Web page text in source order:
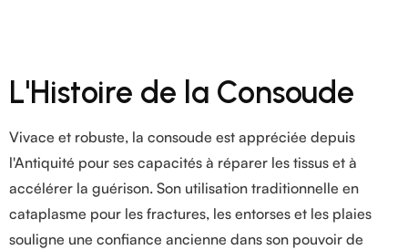
L'Histoire de la Consoude
Vivace et robuste, la consoude est appréciée depuis
l'Antiquité pour ses capacités à réparer les tissus et à
accélérer la guérison. Son utilisation traditionnelle en
cataplasme pour les fractures, les entorses et les plaies
souligne une confiance ancienne dans son pouvoir de